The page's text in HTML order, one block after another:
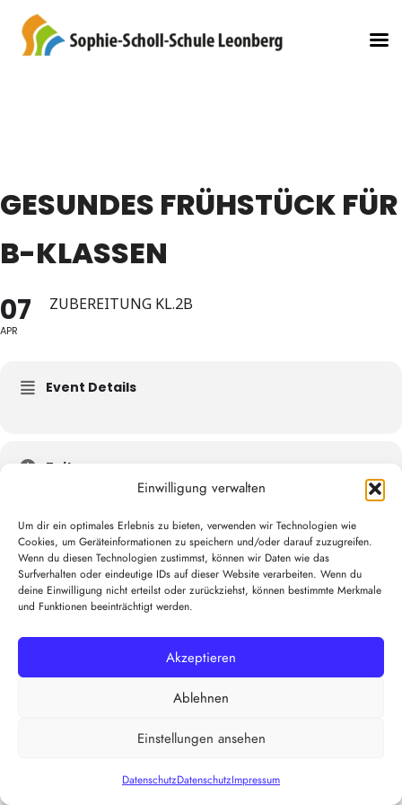
Einwilligung verwalten
Um dir ein optimales Erlebnis zu bieten, verwenden wir Technologien wie
Cookies, um Geräteinformationen zu speichern und/oder darauf zuzugreifen.
Wenn du diesen Technologien zustimmst, können wir Daten wie das
Surfverhalten oder eindeutige IDs auf dieser Website verarbeiten. Wenn du
deine Einwilligung nicht erteilst oder zurückziehst, können bestimmte Merkmale
und Funktionen beeinträchtigt werden.
Akzeptieren
Ablehnen
Einstellungen ansehen
DatenschutzDatenschutzImpressum
GESUNDES FRÜHSTÜCK FÜR
B-KLASSEN
07
APR
ZUBEREITUNG KL.2B
Event Details
Zeit
(GMT+00:00)
KALENDER GOOGLEKALENDER